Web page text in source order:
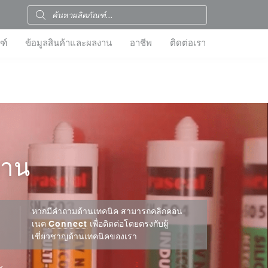
ข้อมูลสินค้าและผลงาน อาชีพ ติดต่อเรา
น
หากมีคำถามด้านเทคนิค สามารถคลิกคอน
เนค Connect เพื่อติดต่อโดยตรงกับผู้
เชี่ยวชาญด้านเทคนิคของเรา